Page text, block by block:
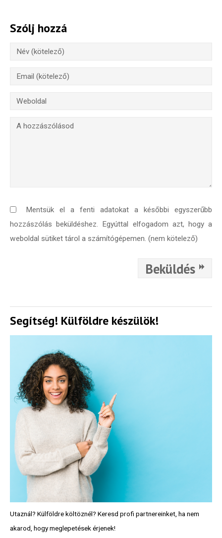
Szólj hozzá
Mentsük el a fenti adatokat a későbbi egyszerűbb
hozzászólás beküldéshez. Egyúttal elfogadom azt, hogy a
weboldal sütiket tárol a számítógépemen. (nem kötelező)
Beküldés
Segítség! Külföldre készülök!
Utaznál? Külföldre költöznél? Keresd profi partnereinket, ha nem
akarod, hogy meglepetések érjenek!